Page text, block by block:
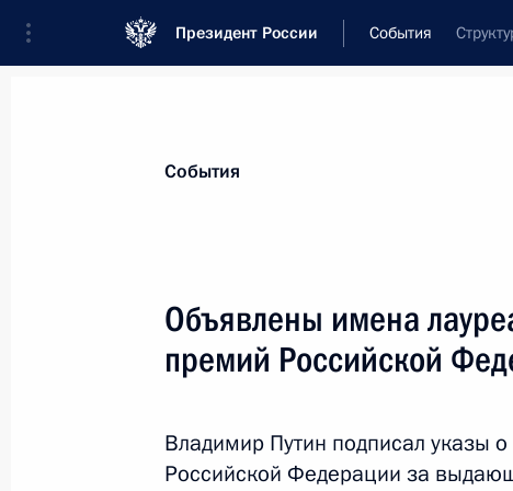
Президент России События
Новости
13 июня 2012 года, среда
Туском
13 июня 2012 года, 21:00
События
Объявлены имена
премий Российской
Владимир Путин подписал указы
Российской Федерации за